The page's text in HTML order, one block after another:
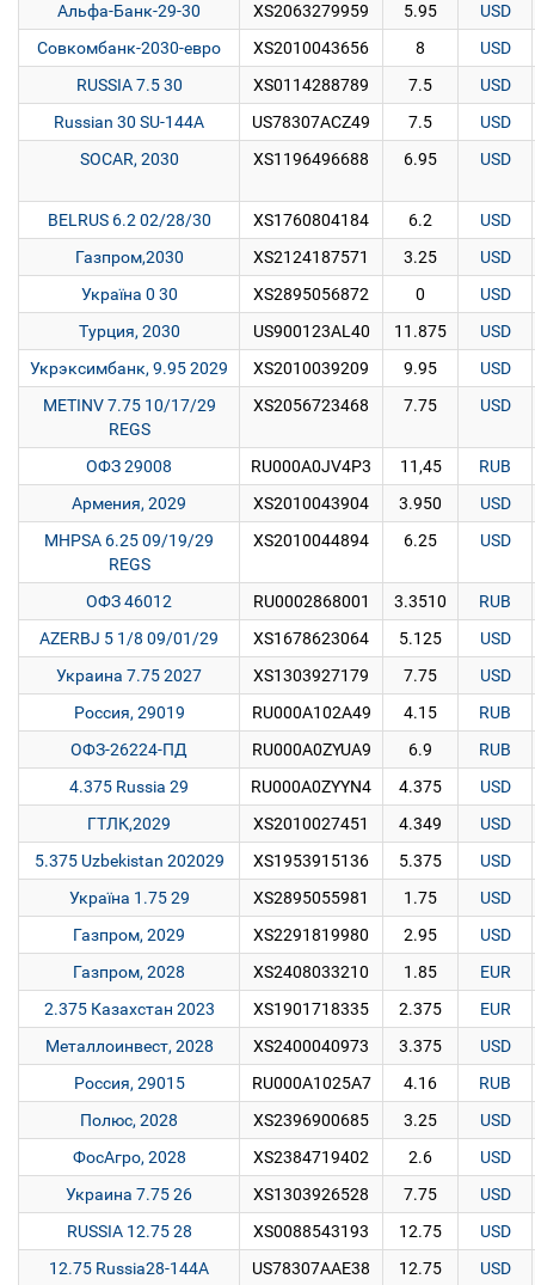
Альфа-Банк-29-30 XS2063279959 5.95
USD
Совкомбанк-2030-евро
XS2010043656 8
USD
RUSSIA 7.5 30
XS0114288789 7.5
USD
Russian 30 SU-144A
US78307ACZ49 7.5
USD
SOCAR, 2030
XS1196496688 6.95 USD
BELRUS 6.2 02/28/30 XS1760804184 6.2
USD
Газпром,2030
XS2124187571 3.25
USD
Україна 0 30
XS2895056872 0
USD
Турция, 2030
US900123AL40 11.875
USD
Укрэксимбанк, 9.95 2029
XS2010039209 9.95
USD
METINV 7.75 10/17/29
REGS
XS2056723468 7.75 USD
ОФЗ 29008 RU000A0JV4P3 11,45
RUB
Армения, 2029
XS2010043904 3.950
USD
MHPSA 6.25 09/19/29
REGS
XS2010044894 6.25 USD
ОФЗ 46012 RU0002868001 3.3510
RUB
AZERBJ 5 1/8 09/01/29
XS1678623064 5.125
USD
Украина 7.75 2027
XS1303927179 7.75
USD
Россия, 29019
RU000A102A49 4.15
RUB
ОФЗ-26224-ПД
RU000A0ZYUA9 6.9
RUB
4.375 Russia 29
RU000A0ZYYN4 4.375
USD
ГТЛК,2029
XS2010027451 4.349
USD
5.375 Uzbekistan 202029
XS1953915136 5.375
USD
Україна 1.75 29
XS2895055981 1.75
USD
Газпром, 2029
XS2291819980 2.95
USD
Газпром, 2028
XS2408033210 1.85
EUR
2.375 Казахстан 2023
XS1901718335 2.375
EUR
Металлоинвест, 2028
XS2400040973 3.375
USD
Россия, 29015
RU000A1025A7 4.16
RUB
Полюс, 2028
XS2396900685 3.25
USD
ФосАгро, 2028
XS2384719402 2.6
USD
Украина 7.75 26
XS1303926528 7.75
USD
RUSSIA 12.75 28
XS0088543193 12.75
USD
12.75 Russia28-144A
US78307AAE38 12.75
USD